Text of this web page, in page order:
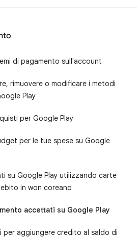
di pagamento sull'account
rimuovere o modificare i metodi
Play
per Google Play
per le tue spese su Google
su Google Play utilizzando carte
in won coreano
accettati su Google Play
per aggiungere credito al saldo di